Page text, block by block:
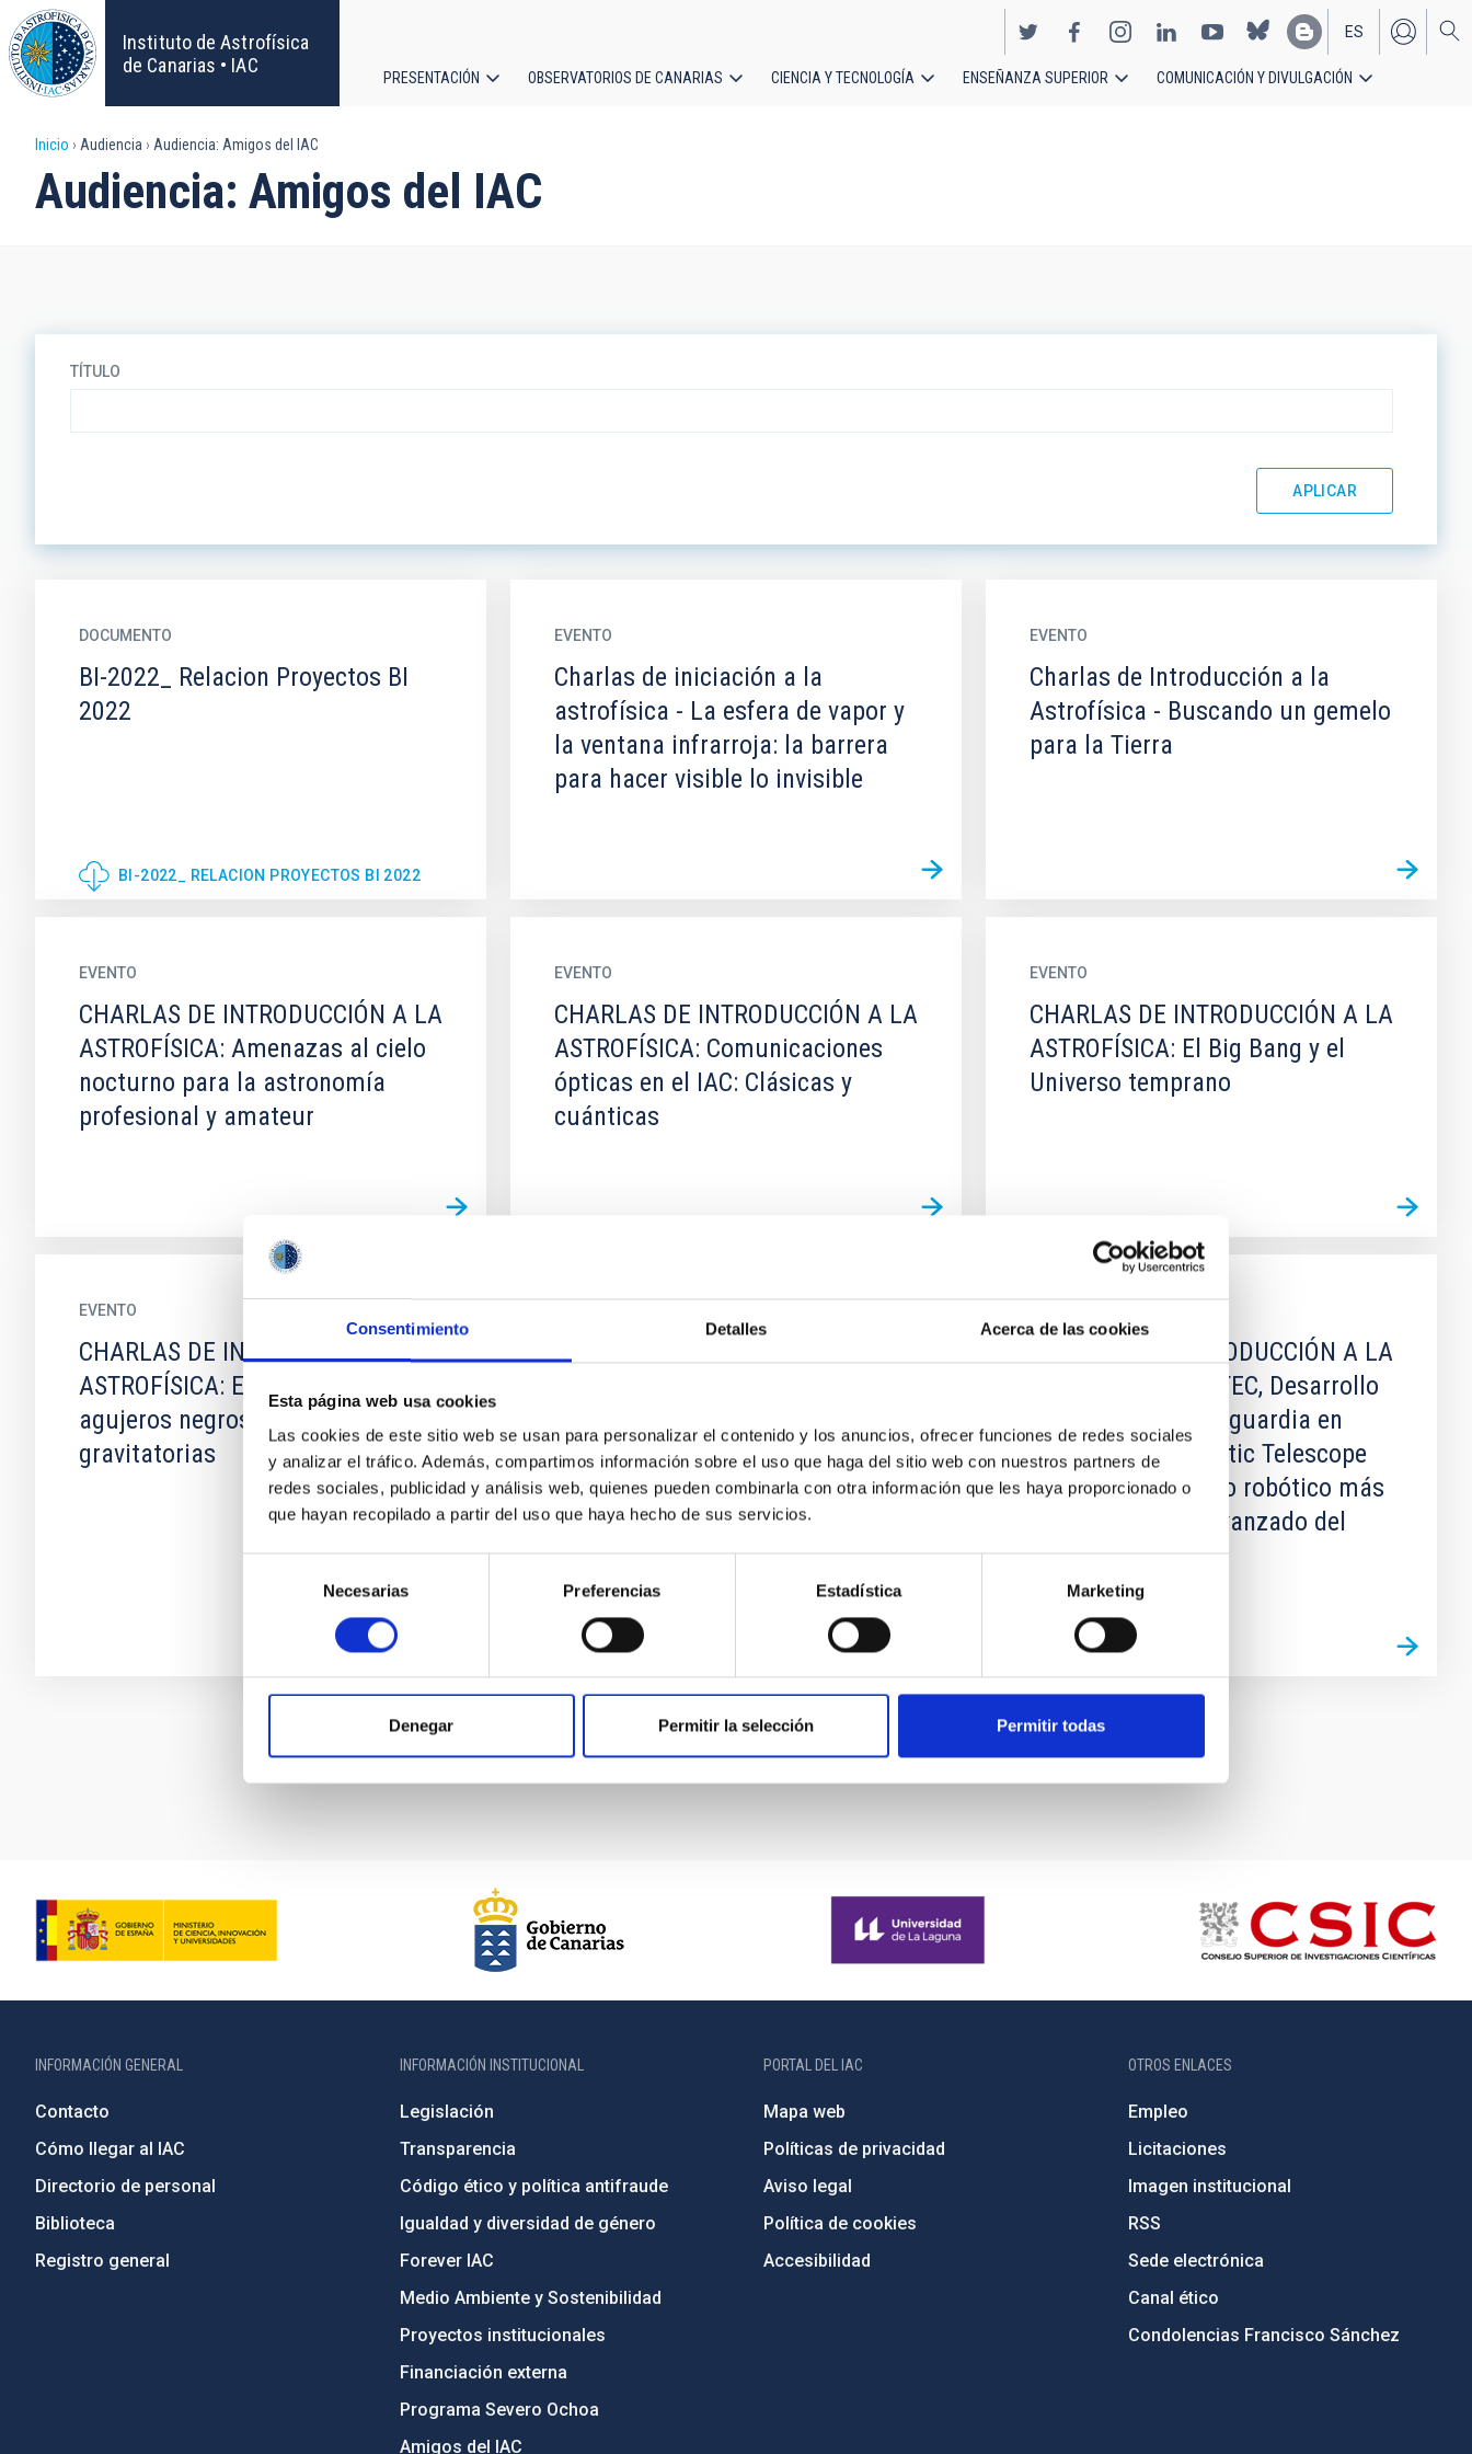
Consentimiento Detalles Acerca de las cookies
Esta página web usa cookies
Las cookies de este sitio web se usan para personalizar el contenido y los anuncios, ofrecer funciones de redes sociales
y analizar el tráfico. Además, compartimos información sobre el uso que haga del sitio web con nuestros partners de
redes sociales, publicidad y análisis web, quienes pueden combinarla con otra información que les haya proporcionado o
que hayan recopilado a partir del uso que haya hecho de sus servicios.
consentimiento
Necesarias Preferencias Estadística Marketing
Denegar Permitir la selección Permitir todas
Pasar
al
contenido
principal
Instituto de Astrofísica
de Canarias • IAC
EN
ES
principal
PRESENTACIÓN OBSERVATORIOS DE CANARIAS CIENCIA Y TECNOLOGÍA ENSEÑANZA SUPERIOR COMUNICACIÓN Y DIVULGACIÓN
Sobrescribir
enlaces
Inicio Audiencia Audiencia: Amigos del IAC
Audiencia: Amigos del IAC
TÍTULO
DOCUMENTO
BI-2022_ Relacion Proyectos BI
2022
BI-2022_ RELACION PROYECTOS BI 2022
EVENTO
Charlas de iniciación a la
astrofísica - La esfera de vapor y
la ventana infrarroja: la barrera
para hacer visible lo invisible
EVENTO
Charlas de Introducción a la
Astrofísica - Buscando un gemelo
para la Tierra
EVENTO
CHARLAS DE INTRODUCCIÓN A LA
ASTROFÍSICA: Amenazas al cielo
nocturno para la astronomía
profesional y amateur
EVENTO
CHARLAS DE INTRODUCCIÓN A LA
ASTROFÍSICA: Comunicaciones
ópticas en el IAC: Clásicas y
cuánticas
EVENTO
CHARLAS DE INTRODUCCIÓN A LA
ASTROFÍSICA: El Big Bang y el
Universo temprano
EVENTO
CHARLAS DE INTRODUCCIÓN A LA
ASTROFÍSICA: Estrellas masivas,
agujeros negros y ondas
gravitatorias
CHARLAS DE INTRODUCCIÓN A LA
CHARLAS DE INTRODUCCIÓN A LA
ASTROFÍSICA: IACTEC, Desarrollo
tecnológico de vanguardia en
Tenerife New Robotic Telescope
(NRT), El telescopio robótico más
grande, rápido y avanzado del
mundo
Siguiente
última
INFORMACIÓN GENERAL
Contacto
Cómo llegar al IAC
Directorio de personal
Biblioteca
Registro general
INFORMACIÓN INSTITUCIONAL
Legislación
Transparencia
Código ético y política antifraude
Igualdad y diversidad de género
Forever IAC
Medio Ambiente y Sostenibilidad
Proyectos institucionales
Financiación externa
Programa Severo Ochoa
Amigos del IAC
PORTAL DEL IAC
Mapa web
Políticas de privacidad
Aviso legal
Política de cookies
Accesibilidad
OTROS ENLACES
Empleo
Licitaciones
Imagen institucional
RSS
Sede electrónica
Canal ético
Condolencias Francisco Sánchez